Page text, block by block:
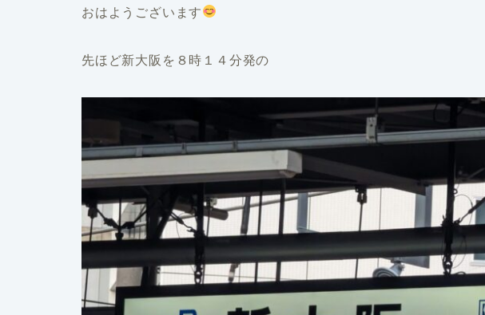
おはようございます
先ほど新大阪を８時１４分発の